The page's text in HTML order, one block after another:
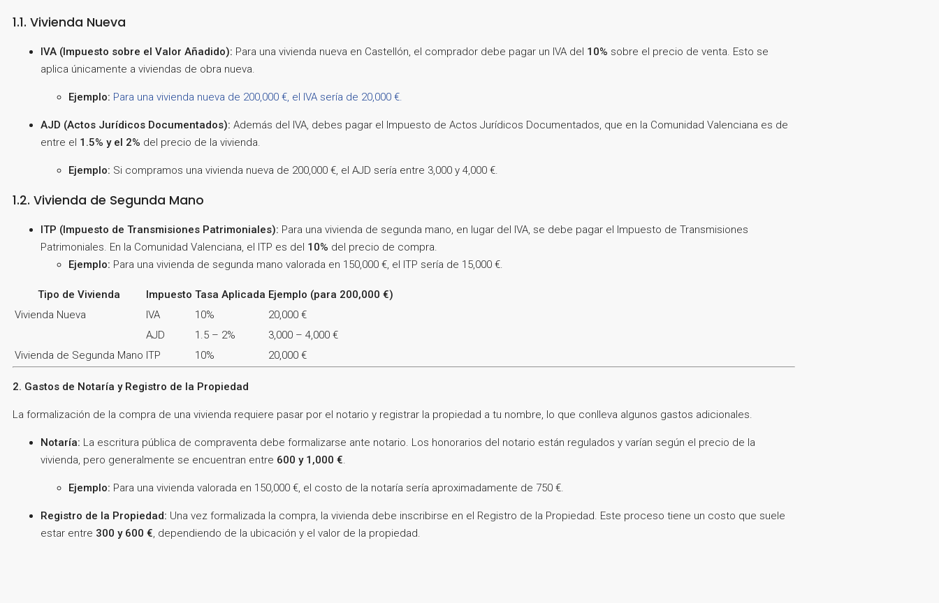
1.1. Vivienda Nueva
IVA (Impuesto sobre el Valor Añadido): Para una vivienda nueva en Castellón, el comprador debe pagar un IVA del 10% sobre el precio de venta. Esto se
aplica únicamente a viviendas de obra nueva.
Ejemplo: Para una vivienda nueva de 200,000 €, el IVA sería de 20,000 €.
AJD (Actos Jurídicos Documentados): Además del IVA, debes pagar el Impuesto de Actos Jurídicos Documentados, que en la Comunidad Valenciana es de
entre el 1.5% y el 2% del precio de la vivienda.
Ejemplo: Si compramos una vivienda nueva de 200,000 €, el AJD sería entre 3,000 y 4,000 €.
1.2. Vivienda de Segunda Mano
ITP (Impuesto de Transmisiones Patrimoniales): Para una vivienda de segunda mano, en lugar del IVA, se debe pagar el Impuesto de Transmisiones
Patrimoniales. En la Comunidad Valenciana, el ITP es del 10% del precio de compra.
Ejemplo: Para una vivienda de segunda mano valorada en 150,000 €, el ITP sería de 15,000 €.
Tipo de Vivienda Impuesto Tasa Aplicada Ejemplo (para 200,000 €)
Vivienda Nueva
IVA 10%
20,000 €
AJD
1.5 – 2%
3,000 – 4,000 €
Vivienda de Segunda Mano ITP 10% 20,000 €
2. Gastos de Notaría y Registro de la Propiedad
La formalización de la compra de una vivienda requiere pasar por el notario y registrar la propiedad a tu nombre, lo que conlleva algunos gastos adicionales.
Notaría: La escritura pública de compraventa debe formalizarse ante notario. Los honorarios del notario están regulados y varían según el precio de la
vivienda, pero generalmente se encuentran entre 600 y 1,000 €.
Ejemplo: Para una vivienda valorada en 150,000 €, el costo de la notaría sería aproximadamente de 750 €.
Registro de la Propiedad: Una vez formalizada la compra, la vivienda debe inscribirse en el Registro de la Propiedad. Este proceso tiene un costo que suele
estar entre 300 y 600 €, dependiendo de la ubicación y el valor de la propiedad.